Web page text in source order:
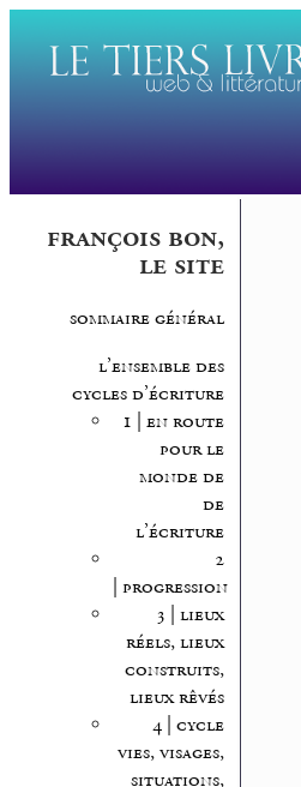
françois bon,
le site
sommaire général
l’ensemble des
cycles d’écriture
1 | en route
pour le
monde de
de
l’écriture
2
| progression
3 | lieux
réels, lieux
construits,
lieux rêvés
4 | cycle
vies, visages,
situations,